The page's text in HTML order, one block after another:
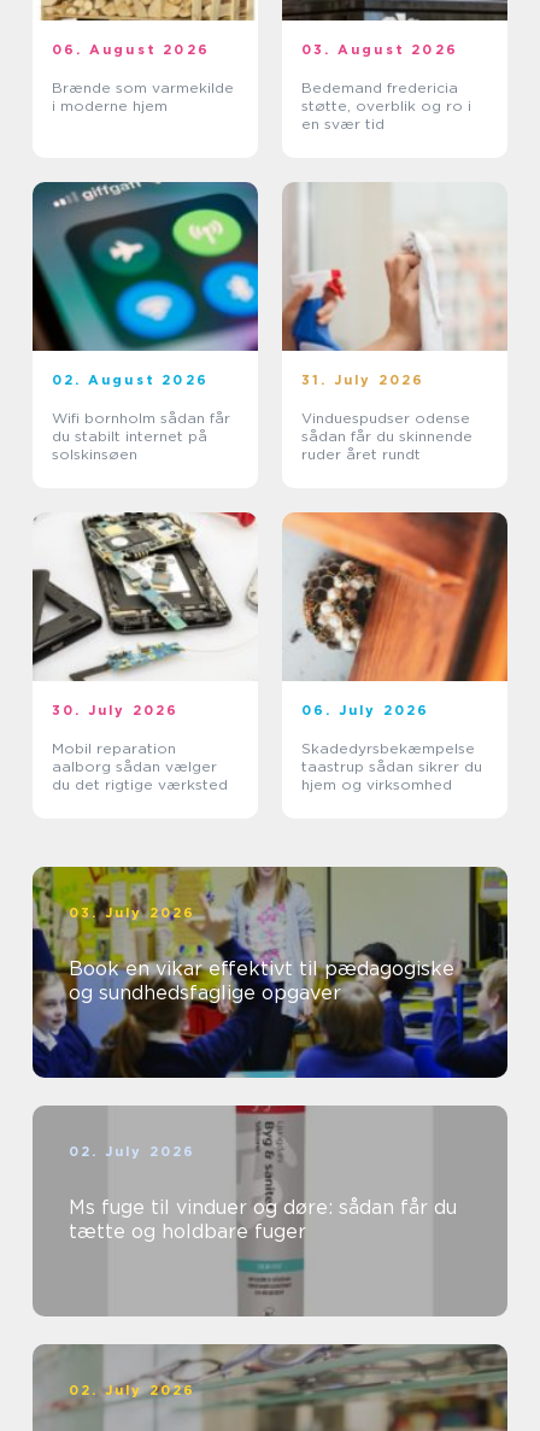
06. August 2026
Brænde som varmekilde
i moderne hjem
03. August 2026
Bedemand fredericia
støtte, overblik og ro i
en svær tid
02. August 2026
Wifi bornholm sådan får
du stabilt internet på
solskinsøen
31. July 2026
Vinduespudser odense
sådan får du skinnende
ruder året rundt
30. July 2026
Mobil reparation
aalborg sådan vælger
du det rigtige værksted
06. July 2026
Skadedyrsbekæmpelse
taastrup sådan sikrer du
hjem og virksomhed
03. July 2026
Book en vikar effektivt til pædagogiske
og sundhedsfaglige opgaver
02. July 2026
Ms fuge til vinduer og døre: sådan får du
tætte og holdbare fuger
02. July 2026